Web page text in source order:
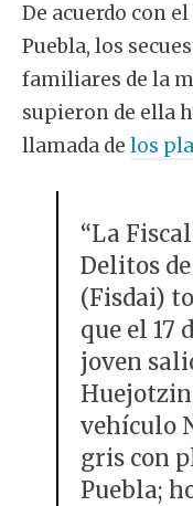
De acuerdo con
Puebla, los
familiares de la
supieron de ella
llamada de los
“La
Delitos
(Fisdai)
que el 17
joven
vehículo
gris con
Puebla;